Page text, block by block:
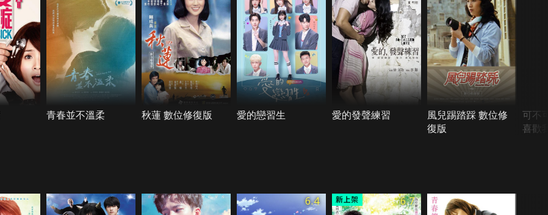
青春並不溫柔 秋蓮 數位修復版 愛的戀習生 愛的發聲練習
風兒踢踏踩 數位修
復版
可不
喜歡
6.4 6.7